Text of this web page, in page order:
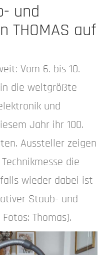
und
THOMAS auf
Vom 6. bis 10.
die weltgrößte
und
Jahr ihr 100.
Aussteller zeigen
die
wieder dabei ist
Staub- und
Thomas).